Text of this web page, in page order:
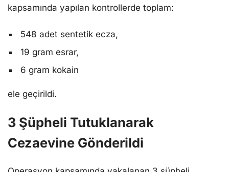
kapsamında yapılan kontrollerde toplam:
548 adet sentetik ecza,
19 gram esrar,
6 gram kokain
ele geçirildi.
3 Şüpheli Tutuklanarak
Cezaevine Gönderildi